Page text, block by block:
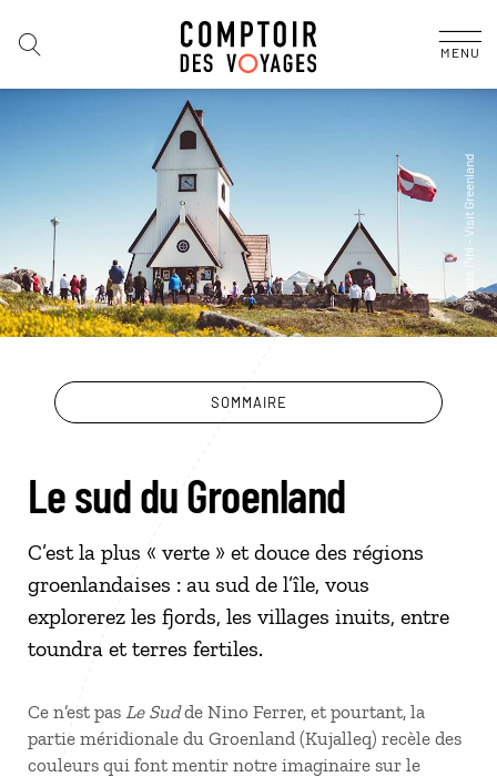
MENU
SOMMAIRE
Le sud du Groenland
C’est la plus « verte » et douce des régions
groenlandaises : au sud de l’île, vous
explorerez les fjords, les villages inuits, entre
toundra et terres fertiles.
Ce n’est pas Le Sudde Nino Ferrer, et pourtant, la
partie méridionale du Groenland (Kujalleq) recèle des
couleurs qui font mentir notre imaginaire sur le